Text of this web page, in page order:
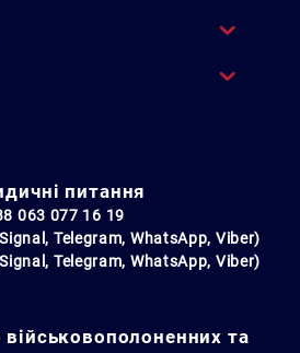
питання
063 077 16 19
Telegram, WhatsApp, Viber)
Telegram, WhatsApp, Viber)
та